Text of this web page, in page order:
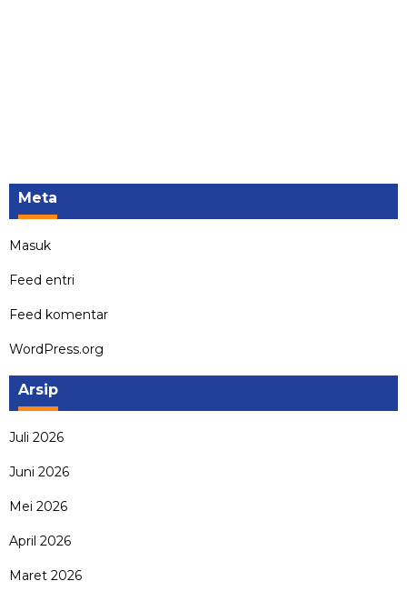
Meta
Masuk
Feed entri
Feed komentar
WordPress.org
Arsip
Juli 2026
Juni 2026
Mei 2026
April 2026
Maret 2026